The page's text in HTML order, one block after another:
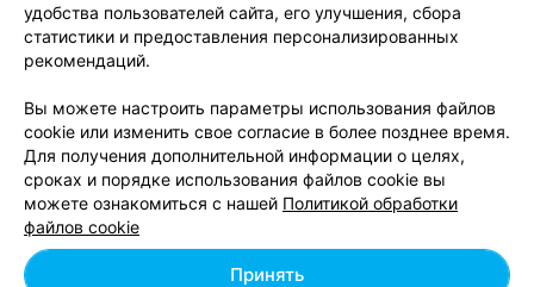
ЭФФЕКТИВНАЯ РЕКЛАМА НА САЙТЕ
удобства пользователей сайта, его улучшения, сбора
статистики и предоставления персонализированных
рекомендаций.
Вы можете настроить параметры использования файлов
cookie или изменить свое согласие в более позднее время.
Для получения дополнительной информации о целях,
сроках и порядке использования файлов cookie вы
можете ознакомиться с нашей Политикой обработки
файлов cookie
Принять